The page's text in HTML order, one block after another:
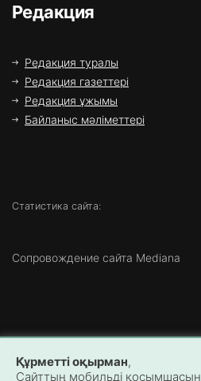
Редакция
Редакция туралы
Редакция газеттері
Редакция ұжымы
Байланыс мәліметтері
Статистика сайта:
Сопровождение сайта Mediana
Құрметті оқырман,
Сайттың мобильді қосымшасын